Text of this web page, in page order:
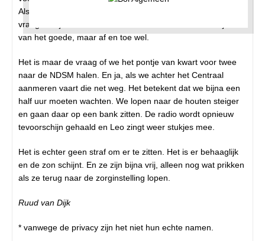
Als we weer teruglopen passeren we de oliebollenkraam. Ik
vraag of Arjan ze nooit trakteert. Elke week is een beetje veel
van het goede, maar af en toe wel.
Het is maar de vraag of we het pontje van kwart voor twee
naar de NDSM halen. En ja, als we achter het Centraal
aanmeren vaart die net weg. Het betekent dat we bijna een
half uur moeten wachten. We lopen naar de houten steiger
en gaan daar op een bank zitten. De radio wordt opnieuw
tevoorschijn gehaald en Leo zingt weer stukjes mee.
Het is echter geen straf om er te zitten. Het is er behaaglijk
en de zon schijnt. En ze zijn bijna vrij, alleen nog wat prikken
als ze terug naar de zorginstelling lopen.
Ruud van Dijk
* vanwege de privacy zijn het niet hun echte namen.